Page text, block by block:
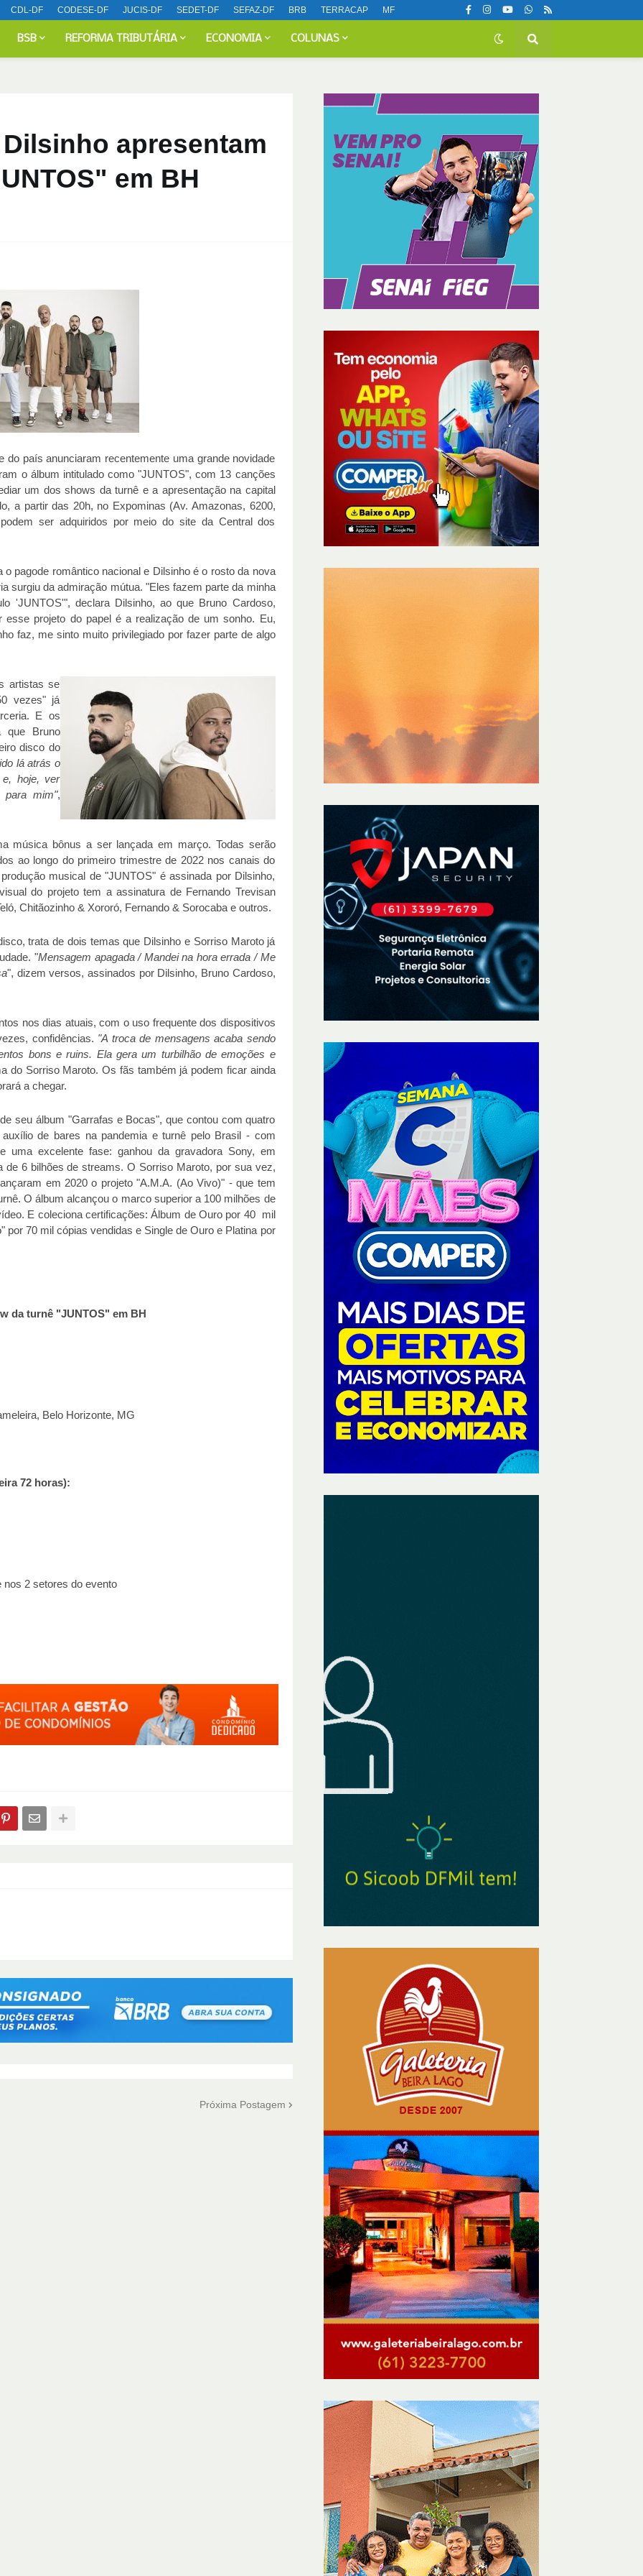
CDL-DF CODESE-DF JUCIS-DF SEDET-DF SEFAZ-DF BRB TERRACAP MF
BSB REFORMA TRIBUTÁRIA ECONOMIA COLUNAS
apresentam
em BH
país anunciaram recentemente uma grande novidade
o álbum intitulado como "JUNTOS", com 13 canções
um dos shows da turnê e a apresentação na capital
a partir das 20h, no Expominas (Av. Amazonas, 6200,
ser adquiridos por meio do site da Central dos
pagode romântico nacional e Dilsinho é o rosto da nova
surgiu da admiração mútua. "Eles fazem parte da minha
'JUNTOS'", declara Dilsinho, ao que Bruno Cardoso,
esse projeto do papel é a realização de um sonho. Eu,
faz, me sinto muito privilegiado por fazer parte de algo
artistas se
vezes" já
E os
que Bruno
disco do
lá atrás o
e, hoje, ver
para mim",
música bônus a ser lançada em março. Todas serão
ao longo do primeiro trimestre de 2022 nos canais do
musical de "JUNTOS" é assinada por Dilsinho,
do projeto tem a assinatura de Fernando Trevisan
Chitãozinho & Xororó, Fernando & Sorocaba e outros.
trata de dois temas que Dilsinho e Sorriso Maroto já
"Mensagem apagada / Mandei na hora errada / Me
", dizem versos, assinados por Dilsinho, Bruno Cardoso,
nos dias atuais, com o uso frequente dos dispositivos
confidências. "A troca de mensagens acaba sendo
bons e ruins. Ela gera um turbilhão de emoções e
do Sorriso Maroto. Os fãs também já podem ficar ainda
a chegar.
seu álbum "Garrafas e Bocas", que contou com quatro
de bares na pandemia e turnê pelo Brasil - com
uma excelente fase: ganhou da gravadora Sony, em
6 bilhões de streams. O Sorriso Maroto, por sua vez,
em 2020 o projeto "A.M.A. (Ao Vivo)" - que tem
O álbum alcançou o marco superior a 100 milhões de
E coleciona certificações: Álbum de Ouro por 40 mil
por 70 mil cópias vendidas e Single de Ouro e Platina por
da turnê "JUNTOS" em BH
Belo Horizonte, MG
72 horas):
2 setores do evento
Próxima Postagem